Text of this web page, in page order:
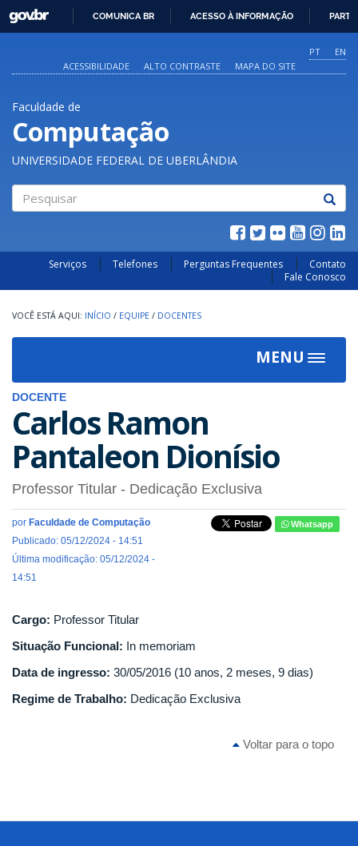
O
CONTEÚDO
GOVBR
COMUNICA BR ACESSO À INFORMAÇÃO
PT
EN
ACESSIBILIDADE
ALTO CONTRASTE MAPA DO SITE
Faculdade de
Computação
UNIVERSIDADE FEDERAL DE UBERLÂNDIA
Serviços Telefones Perguntas Frequentes
Contato
Fale Conosco
INÍCIO / EQUIPE / DOCENTES
MENU
Toggle
DOCENTE
Carlos Ramon
Pantaleon Dionísio
Professor Titular - Dedicação Exclusiva
por Faculdade de Computação
Publicado: 05/12/2024 - 14:51
Última modificação: 05/12/2024 -
14:51
Whatsapp
Cargo: Professor Titular
Situação Funcional: In memoriam
Data de ingresso: 30/05/2016 (10 anos, 2 meses, 9 dias)
Regime de Trabalho: Dedicação Exclusiva
Voltar para o topo